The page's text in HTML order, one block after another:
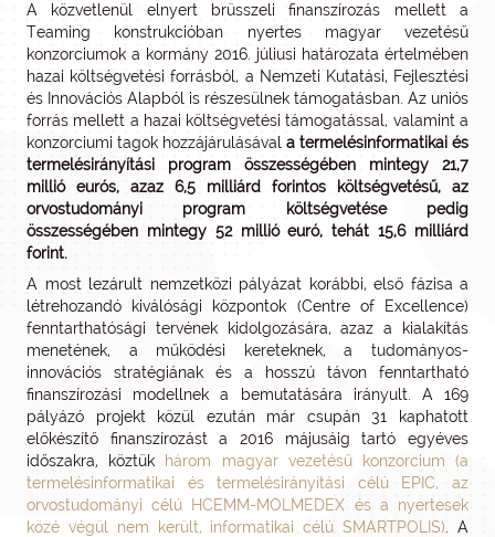
A közvetlenül elnyert brüsszeli finanszírozás mellett a
Teaming konstrukcióban nyertes magyar vezetésű
konzorciumok a kormány 2016. júliusi határozata értelmében
hazai költségvetési forrásból, a Nemzeti Kutatási, Fejlesztési
és Innovációs Alapból is részesülnek támogatásban. Az uniós
forrás mellett a hazai költségvetési támogatással, valamint a
konzorciumi tagok hozzájárulásával a termelésinformatikai és
termelésirányítási program
összességében mintegy 21,7
millió eurós, azaz 6,5 milliárd forintos költségvetésű,
az
orvostudományi program
költségvetése pedig
összességében mintegy 52 millió euró, tehát 15,6 milliárd
forint.
A most lezárult nemzetközi pályázat korábbi, első fázisa a
létrehozandó kiválósági központok (Centre of Excellence)
fenntarthatósági tervének kidolgozására, azaz a kialakítás
menetének, a működési kereteknek, a tudományos-
innovációs stratégiának és a hosszú távon fenntartható
finanszírozási modellnek a bemutatására irányult. A 169
pályázó projekt közül ezután már csupán 31 kaphatott
előkészítő finanszírozást a 2016 májusáig tartó egyéves
időszakra, köztük
három magyar vezetésű konzorcium (a
termelésinformatikai és termelésirányítási célú EPIC, az
orvostudományi célú HCEMM-MOLMEDEX és a nyertesek
közé végül nem került, informatikai célú SMARTPOLIS) . A